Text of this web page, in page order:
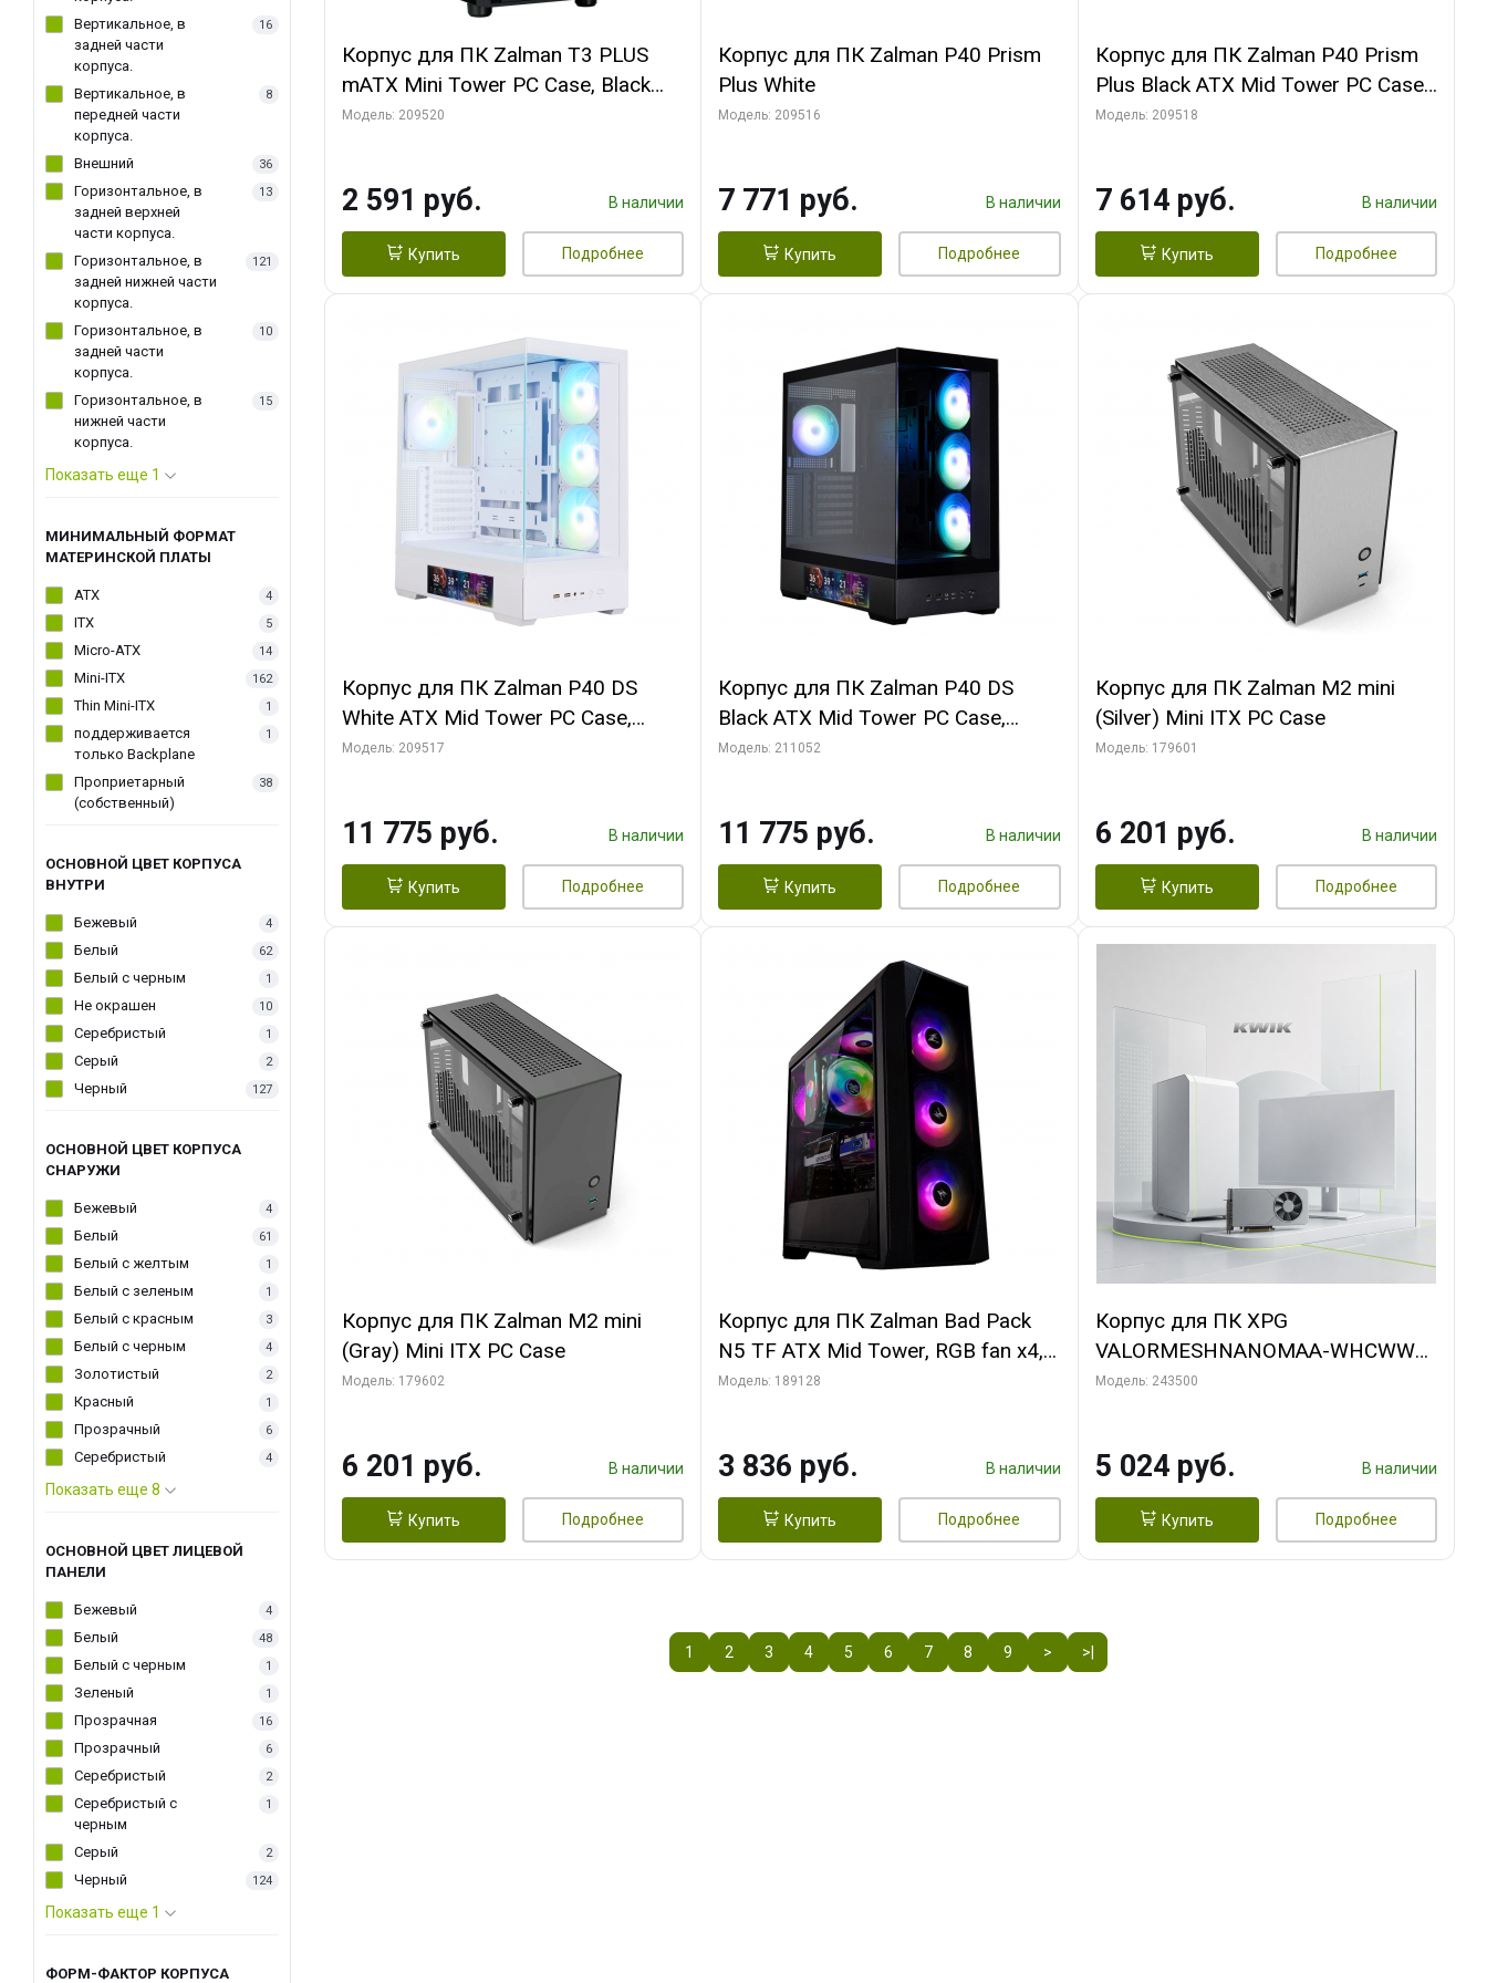
Вертикальное, в
задней части
корпуса.
16
Вертикальное, в
передней части
корпуса.
8
Внешний 36
Горизонтальное, в
задней верхней
части корпуса.
13
Горизонтальное, в
задней нижней части
корпуса.
121
Горизонтальное, в
задней части
корпуса.
10
Горизонтальное, в
нижней части
корпуса.
15
Показать еще 1
МИНИМАЛЬНЫЙ ФОРМАТ
МАТЕРИНСКОЙ ПЛАТЫ
ATX 4
ITX 5
Micro-ATX 14
Mini-ITX 162
Thin Mini-ITX 1
поддерживается
только Backplane
1
Проприетарный
(собственный)
38
ОСНОВНОЙ ЦВЕТ КОРПУСА
ВНУТРИ
Бежевый 4
Белый 62
Белый с черным 1
Не окрашен 10
Серебристый 1
Серый 2
Черный 127
ОСНОВНОЙ ЦВЕТ КОРПУСА
СНАРУЖИ
Бежевый 4
Белый 61
Белый с желтым 1
Белый с зеленым 1
Белый с красным 3
Белый с черным 4
Золотистый 2
Красный 1
Прозрачный 6
Серебристый 4
Показать еще 8
ОСНОВНОЙ ЦВЕТ ЛИЦЕВОЙ
ПАНЕЛИ
Бежевый 4
Белый 48
Белый с черным 1
Зеленый 1
Прозрачная 16
Прозрачный 6
Серебристый 2
Серебристый с
черным
1
Серый 2
Черный 124
Показать еще 1
ФОРМ-ФАКТОР КОРПУСА
Корпус для ПК Zalman T3 PLUS
mATX Mini Tower PC Case, Black
fan x2
Модель: 209520
2 591 руб. В наличии
Купить Подробнее
Корпус для ПК Zalman P40 Prism
Plus White
Модель: 209516
7 771 руб. В наличии
Купить Подробнее
Корпус для ПК Zalman P40 Prism
Plus Black ATX Mid Tower PC Case,
120mm ARGB Fanx4
Модель: 209518
7 614 руб. В наличии
Купить Подробнее
Корпус для ПК Zalman P40 DS
White ATX Mid Tower PC Case,
120mm ARGB Fanx4
Модель: 209517
11 775 руб. В наличии
Купить Подробнее
Корпус для ПК Zalman P40 DS
Black ATX Mid Tower PC Case,
120mm ARGB Fanx4
Модель: 211052
11 775 руб. В наличии
Купить Подробнее
Корпус для ПК Zalman M2 mini
(Silver) Mini ITX PC Case
Модель: 179601
6 201 руб. В наличии
Купить Подробнее
Корпус для ПК Zalman M2 mini
(Gray) Mini ITX PC Case
Модель: 179602
6 201 руб. В наличии
Купить Подробнее
Корпус для ПК Zalman Bad Pack
N5 TF ATX Mid Tower, RGB fan x4,
T/G bp
Модель: 189128
3 836 руб. В наличии
Купить Подробнее
Корпус для ПК XPG
VALORMESHNANOMAA-WHCWW
Bad Pack
Модель: 243500
5 024 руб. В наличии
Купить Подробнее
1 2 3 4 5 6 7 8 9 > >|